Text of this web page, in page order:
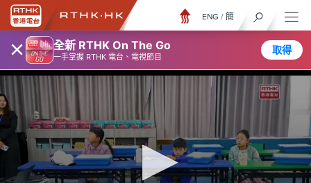
× 全新 RTHK On The Go
一手掌握 RTHK 電台、電視節目
取得
ENG / 簡